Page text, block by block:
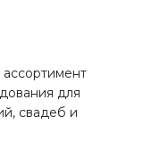
для
свадеб и